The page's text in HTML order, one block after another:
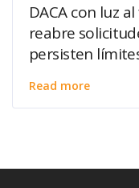
DACA con luz
reabre
persisten
Read more